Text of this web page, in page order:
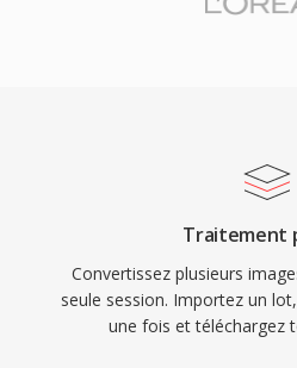
Traitement
Convertissez plusieurs
seule session. Importez un
une fois et téléchargez